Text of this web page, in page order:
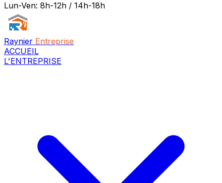
Lun-Ven: 8h-12h / 14h-18h
Raynier Entreprise
ACCUEIL
L'ENTREPRISE